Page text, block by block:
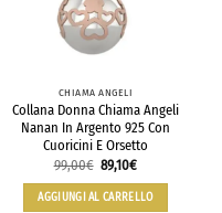
CHIAMA ANGELI
Collana Donna Chiama Angeli
Nanan In Argento 925 Con
Cuoricini E Orsetto
99,00€ 89,10€
AGGIUNGI AL CARRELLO